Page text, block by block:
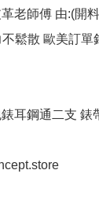
老師傅 由:(開
不鬆散 歐美訂
耳鋼通二支 錶